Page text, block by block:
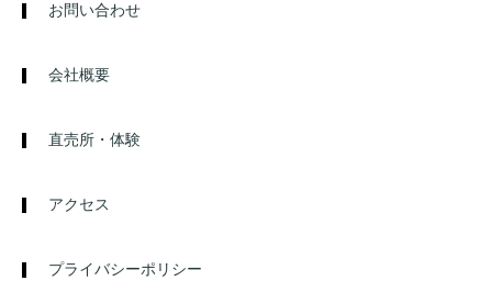
お問い合わせ
会社概要
直売所・体験
アクセス
プライバシーポリシー